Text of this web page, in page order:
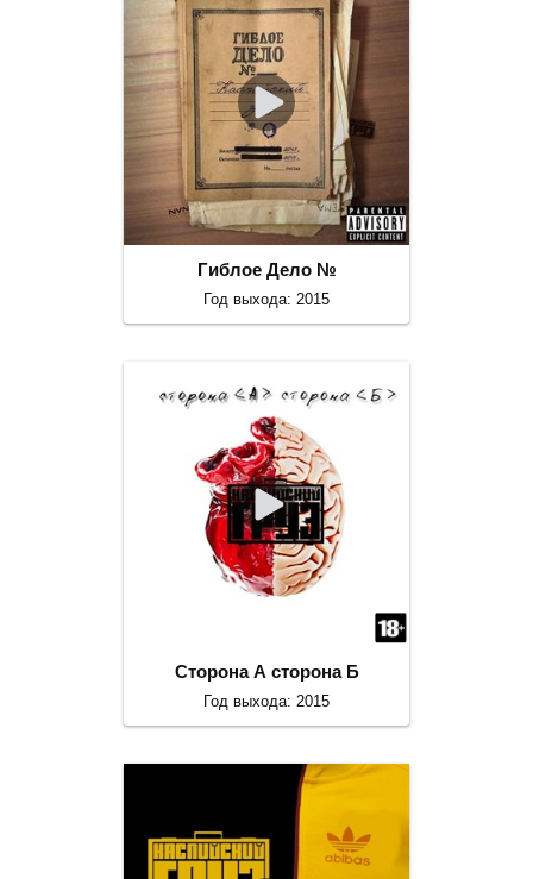
Гиблое Дело №
Год выхода: 2015
Сторона А сторона Б
Год выхода: 2015